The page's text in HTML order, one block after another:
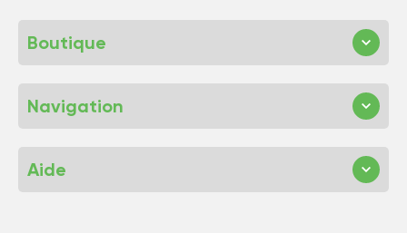
Boutique
Navigation
Aide